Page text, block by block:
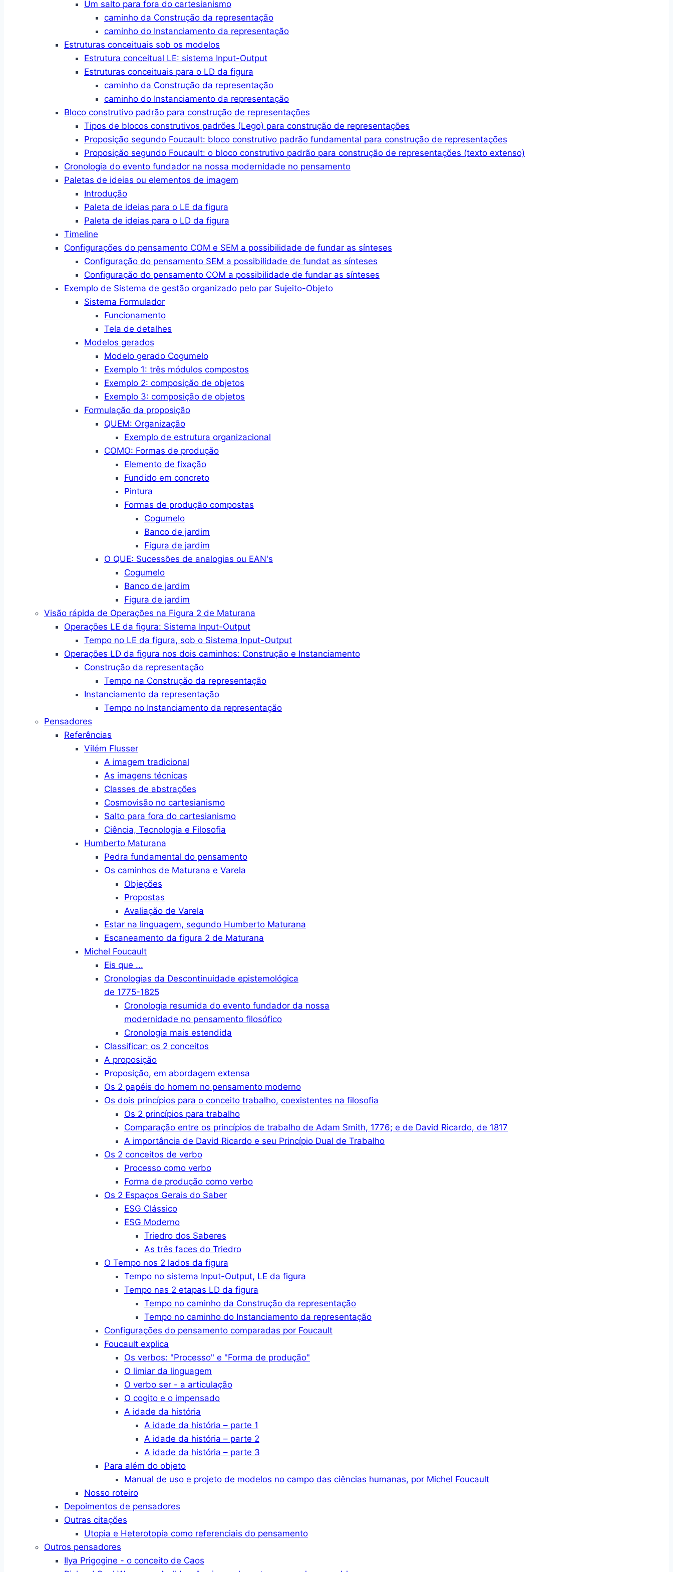
Um salto para fora do cartesianismo
caminho da Construção da representação
caminho do Instanciamento da representação
Estruturas conceituais sob os modelos
Estrutura conceitual LE: sistema Input-Output
Estruturas conceituais para o LD da figura
caminho da Construção da representação
caminho do Instanciamento da representação
Bloco construtivo padrão para construção de representações
Tipos de blocos construtivos padrões (Lego) para construção de representações
Proposição segundo Foucault: bloco construtivo padrão fundamental para construção de representações
Proposição segundo Foucault: o bloco construtivo padrão para construção de representações (texto extenso)
Cronologia do evento fundador na nossa modernidade no pensamento
Paletas de ideias ou elementos de imagem
Introdução
Paleta de ideias para o LE da figura
Paleta de ideias para o LD da figura
Timeline
Configurações do pensamento COM e SEM a possibilidade de fundar as sínteses
Configuração do pensamento SEM a possibilidade de fundat as sínteses
Configuração do pensamento COM a possibilidade de fundar as sínteses
Exemplo de Sistema de gestão organizado pelo par Sujeito-Objeto
Sistema Formulador
Funcionamento
Tela de detalhes
Modelos gerados
Modelo gerado Cogumelo
Exemplo 1: três módulos compostos
Exemplo 2: composição de objetos
Exemplo 3: composição de objetos
Formulação da proposição
QUEM: Organização
Exemplo de estrutura organizacional
COMO: Formas de produção
Elemento de fixação
Fundido em concreto
Pintura
Formas de produção compostas
Cogumelo
Banco de jardim
Figura de jardim
O QUE: Sucessões de analogias ou EAN's
Cogumelo
Banco de jardim
Figura de jardim
Visão rápida de Operações na Figura 2 de Maturana
Operações LE da figura: Sistema Input-Output
Tempo no LE da figura, sob o Sistema Input-Output
Operações LD da figura nos dois caminhos: Construção e Instanciamento
Construção da representação
Tempo na Construção da representação
Instanciamento da representação
Tempo no Instanciamento da representação
Pensadores
Referências
Vilém Flusser
A imagem tradicional
As imagens técnicas
Classes de abstrações
Cosmovisão no cartesianismo
Salto para fora do cartesianismo
Ciência, Tecnologia e Filosofia
Humberto Maturana
Pedra fundamental do pensamento
Os caminhos de Maturana e Varela
Objeções
Propostas
Avaliação de Varela
Estar na linguagem, segundo Humberto Maturana
Escaneamento da figura 2 de Maturana
Michel Foucault
Eis que ...
Cronologias da Descontinuidade epistemológica
de 1775-1825
Cronologia resumida do evento fundador da nossa
modernidade no pensamento filosófico
Cronologia mais estendida
Classificar: os 2 conceitos
A proposição
Proposição, em abordagem extensa
Os 2 papéis do homem no pensamento moderno
Os dois princípios para o conceito trabalho, coexistentes na filosofia
Os 2 princípios para trabalho
Comparação entre os princípios de trabalho de Adam Smith, 1776; e de David Ricardo, de 1817
A importância de David Ricardo e seu Princípio Dual de Trabalho
Os 2 conceitos de verbo
Processo como verbo
Forma de produção como verbo
Os 2 Espaços Gerais do Saber
ESG Clássico
ESG Moderno
Triedro dos Saberes
As três faces do Triedro
O Tempo nos 2 lados da figura
Tempo no sistema Input-Output, LE da figura
Tempo nas 2 etapas LD da figura
Tempo no caminho da Construção da representação
Tempo no caminho do Instanciamento da representação
Configurações do pensamento comparadas por Foucault
Foucault explica
Os verbos: "Processo" e "Forma de produção"
O limiar da linguagem
O verbo ser - a articulação
O cogito e o impensado
A idade da história
A idade da história – parte 1
A idade da história – parte 2
A idade da história – parte 3
Para além do objeto
Manual de uso e projeto de modelos no campo das ciências humanas, por Michel Foucault
Nosso roteiro
Depoimentos de pensadores
Outras citações
Utopia e Heterotopia como referenciais do pensamento
Outros pensadores
Ilya Prigogine - o conceito de Caos